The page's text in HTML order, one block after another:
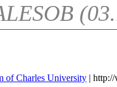
of Charles University |